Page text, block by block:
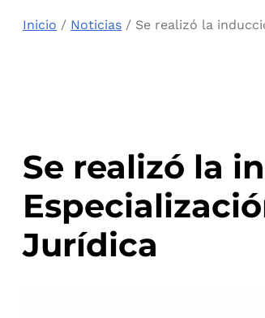
Inicio / Noticias / Se realizó la
Se realizó la
Jurídica